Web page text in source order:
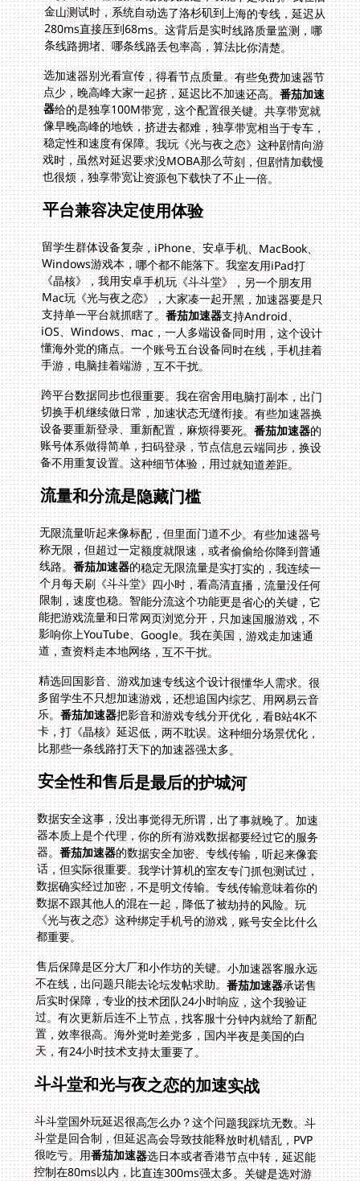
条线路拥堵、哪条线路丢包率高，算法比你清楚。
选加速器别光看宣传，得看节点质量。有些免费加速器节
点少，晚高峰大家一起挤，延迟比不加速还高。番茄加速
器给的是独享100M带宽，这个配置很关键。共享带宽就
像早晚高峰的地铁，挤进去都难，独享带宽相当于专车，
稳定性和速度有保障。我玩《光与夜之恋》这种剧情向游
戏时，虽然对延迟要求没MOBA那么苛刻，但剧情加载慢
也很烦，独享带宽让资源包下载快了不止一倍。
平台兼容决定使用体验
留学生群体设备复杂，iPhone、安卓手机、MacBook、
Windows游戏本，哪个都不能落下。我室友用iPad打
《晶核》，我用安卓手机玩《斗斗堂》，另一个朋友用
Mac玩《光与夜之恋》，大家凑一起开黑，加速器要是只
支持单一平台就抓瞎了。番茄加速器支持Android、
iOS、Windows、mac，一人多端设备同时用，这个设计
懂海外党的痛点。一个账号五台设备同时在线，手机挂着
手游，电脑挂着端游，互不干扰。
跨平台数据同步也很重要。我在宿舍用电脑打副本，出门
切换手机继续做日常，加速状态无缝衔接。有些加速器换
设备要重新登录、重新配置，麻烦得要死。番茄加速器的
账号体系做得简单，扫码登录，节点信息云端同步，换设
备不用重复设置。这种细节体验，用过就知道差距。
流量和分流是隐藏门槛
无限流量听起来像标配，但里面门道不少。有些加速器号
称无限，但超过一定额度就限速，或者偷偷给你降到普通
线路。番茄加速器的稳定无限流量是实打实的，我连续一
个月每天刷《斗斗堂》四小时，看高清直播，流量没任何
限制，速度也稳。智能分流这个功能更是省心的关键，它
能把游戏流量和日常网页浏览分开，只加速国服游戏，不
影响你上YouTube、Google。我在美国，游戏走加速通
道，查资料走本地网络，互不干扰。
精选回国影音、游戏加速专线这个设计很懂华人需求。很
多留学生不只想加速游戏，还想追国内综艺、用网易云音
乐。番茄加速器把影音和游戏专线分开优化，看B站4K不
卡，打《晶核》延迟低，两不耽误。这种细分场景优化，
比那些一条线路打天下的加速器强太多。
安全性和售后是最后的护城河
数据安全这事，没出事觉得无所谓，出了事就晚了。加速
器本质上是个代理，你的所有游戏数据都要经过它的服务
器。番茄加速器的数据安全加密、专线传输，听起来像套
话，但实际很重要。我学计算机的室友专门抓包测试过，
数据确实经过加密，不是明文传输。专线传输意味着你的
数据不跟其他人的混在一起，降低了被劫持的风险。玩
《光与夜之恋》这种绑定手机号的游戏，账号安全比什么
都重要。
售后保障是区分大厂和小作坊的关键。小加速器客服永远
不在线，出问题只能去论坛发帖求助。番茄加速器承诺售
后实时保障，专业的技术团队24小时响应，这个我验证
过。有次更新后连不上节点，找客服十分钟内就给了新配
置，效率很高。海外党时差党多，国内半夜是美国的白
天，有24小时技术支持太重要了。
斗斗堂和光与夜之恋的加速实战
斗斗堂国外玩延迟很高怎么办？这个问题我踩坑无数。斗
斗堂是回合制，但延迟高会导致技能释放时机错乱，PVP
很吃亏。用番茄加速器选日本或者香港节点中转，延迟能
控制在80ms以内，比直连300ms强太多。关键是选对游
戏模式，加速器里有专门的手游加速模式，针对《斗斗